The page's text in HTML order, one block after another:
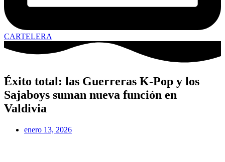
CARTELERA
Éxito total: las Guerreras K-Pop y los
Sajaboys suman nueva función en
Valdivia
enero 13, 2026